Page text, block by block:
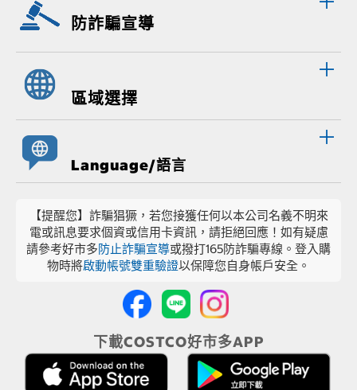
防詐騙宣導
區域選擇
Language/語言
【提醒您】詐騙猖獗，若您接獲任何以本公司名義不明來
電或訊息要求個資或信用卡資訊，請拒絕回應！如有疑慮
請參考好市多防止詐騙宣導或撥打165防詐騙專線。登入購
物時將啟動帳號雙重驗證以保障您自身帳戶安全。
下載COSTCO好市多APP